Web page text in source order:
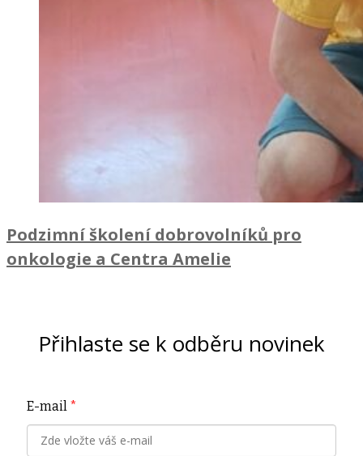
Podzimní školení dobrovolníků pro
onkologie a Centra Amelie
Přihlaste se k odběru novinek
E-mail *